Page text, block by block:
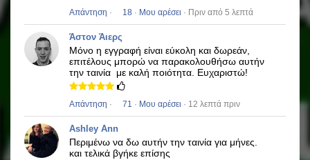
Απάντηση · 18 · Μου αρέσει · Πριν από 5 λεπτά
Άστον Άιερς
Μόνο η εγγραφή είναι εύκολη και δωρεάν,
επιτέλους μπορώ να παρακολουθήσω αυτήν
την ταινία με καλή ποιότητα. Ευχαριστώ!
Απάντηση · 71 · Μου αρέσει · 12 λεπτά πριν
Ashley Ann
Περιμένω να δω αυτήν την ταινία για μήνες.
και τελικά βγήκε επίσης